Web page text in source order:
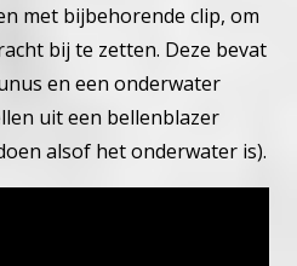
met bijbehorende clip, om
bij te zetten. Deze bevat
en een onderwater
uit een bellenblazer
alsof het onderwater is).